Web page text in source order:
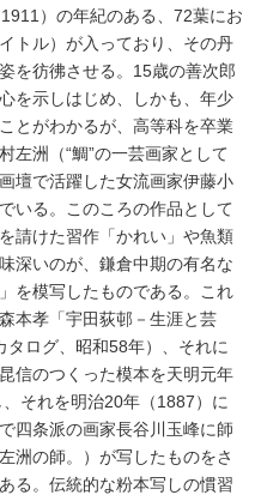
）の年紀のある、72葉にお
トル）が入っており、その丹
を彷彿させる。15歳の善次郎
を示しはじめ、しかも、年少
とがわかるが、高等科を卒業
左洲（“鯛”の一芸画家として
壇で活躍した女流画家伊藤小
いる。このころの作品として
請けた習作「かれい」や魚類
深いのが、鎌倉中期の有名な
を模写したものである。これ
本孝「宇田荻邨－生涯と芸
ログ、昭和58年）、それに
信のつくった模本を天明元年
それを明治20年（1887）に
四条派の画家長谷川玉峰に師
洲の師。）が写したものをさ
る。伝統的な粉本写しの慣習